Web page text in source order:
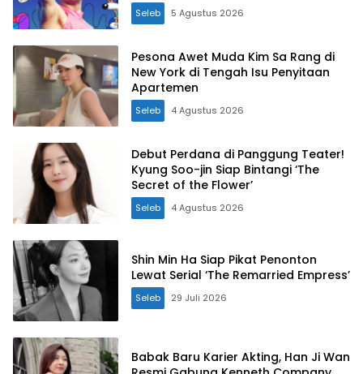
Seleb 5 Agustus 2026
Pesona Awet Muda Kim Sa Rang di
New York di Tengah Isu Penyitaan
Apartemen
Seleb 4 Agustus 2026
Debut Perdana di Panggung Teater!
Kyung Soo-jin Siap Bintangi ‘The
Secret of the Flower’
Seleb 4 Agustus 2026
Shin Min Ha Siap Pikat Penonton
Lewat Serial ‘The Remarried Empress’
Seleb 29 Juli 2026
Babak Baru Karier Akting, Han Ji Wan